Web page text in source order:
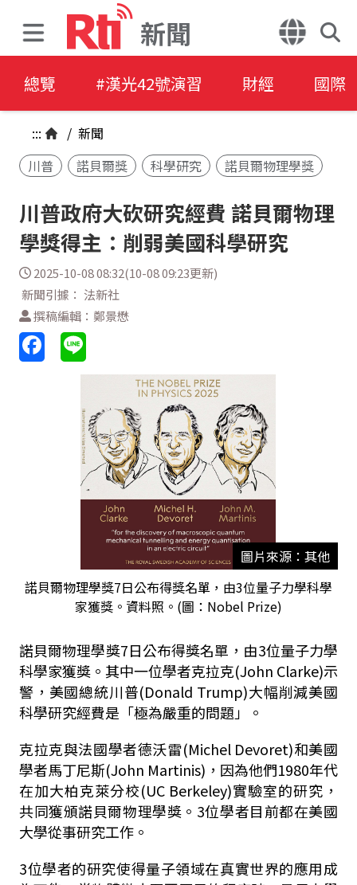
新聞
總覽 #漢光42號演習 財經 國際
::: / 新聞
川普
諾貝爾獎 科學研究 諾貝爾物理學獎
川普政府大砍研究經費 諾貝爾物理
學獎得主：削弱美國科學研究
2025-10-08 08:32(10-08 09:23更新)
新聞引據： 法新社
撰稿編輯：鄭景懋
圖片來源：其他
諾貝爾物理學獎7日公布得獎名單，由3位量子力學科學
家獲獎。資料照。(圖：Nobel Prize)
諾貝爾物理學獎7日公布得獎名單，由3位量子力學
科學家獲獎。其中一位學者克拉克(John Clarke)示
警，美國總統川普(Donald Trump)大幅削減美國
科學研究經費是「極為嚴重的問題」。
克拉克與法國學者德沃雷(Michel Devoret)和美國
學者馬丁尼斯(John Martinis)，因為他們1980年代
在加大柏克萊分校(UC Berkeley)實驗室的研究，
共同獲頒諾貝爾物理學獎。3位學者目前都在美國
大學從事研究工作。
3位學者的研究使得量子領域在真實世界的應用成